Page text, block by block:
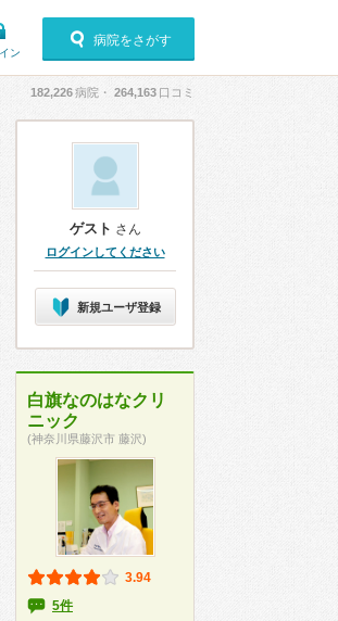
ン
病院をさがす
182,226病院・ 264,163 口コミ
ゲスト さん
ログインしてください
新規ユーザ登録
白旗なのはなクリ
ニック
(神奈川県藤沢市 藤沢)
3.94
5件